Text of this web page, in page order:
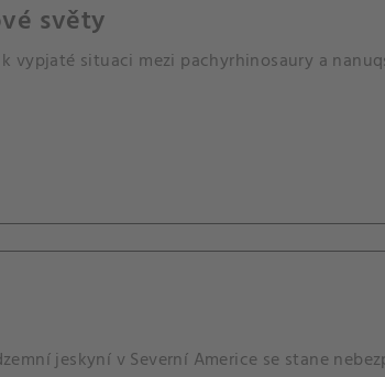
světy
vypjaté situaci mezi pachyrhinosaury a
jeskyní v Severní Americe se stane